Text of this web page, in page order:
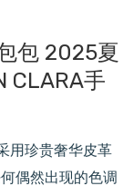
包 2025夏
CLARA手
用珍贵奢华皮革
偶然出现的色调